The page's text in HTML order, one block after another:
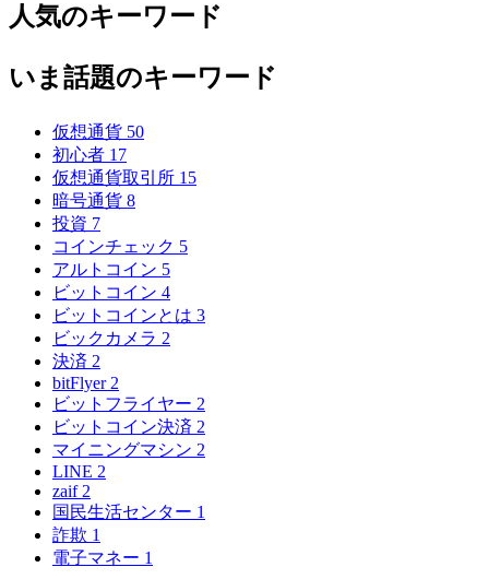
人気のキーワード
いま話題のキーワード
仮想通貨 50
初心者 17
仮想通貨取引所 15
暗号通貨 8
投資 7
コインチェック 5
アルトコイン 5
ビットコイン 4
ビットコインとは 3
ビックカメラ 2
決済 2
bitFlyer 2
ビットフライヤー 2
ビットコイン決済 2
マイニングマシン 2
LINE 2
zaif 2
国民生活センター 1
詐欺 1
電子マネー 1